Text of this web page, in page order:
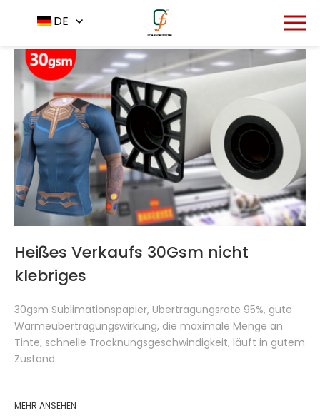
DE
Startseite - Sublimationspapier
Heißes Verkaufs 30Gsm nicht
klebriges
für digitale Drucktextilien
30gsm Sublimationspapier, Übertragungsrate 95%, gute
Wärmeübertragungswirkung, die maximale Menge an
Tinte, schnelle Trocknungsgeschwindigkeit, läuft in gutem
Zustand.
MEHR ANSEHEN